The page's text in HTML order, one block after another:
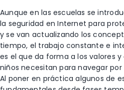
Aunque en las escuelas se
la seguridad en Internet para
y se van actualizando los
tiempo, el trabajo constante e
es el que da forma a los valores
niños necesitan para navegar
Al poner en práctica algunos de